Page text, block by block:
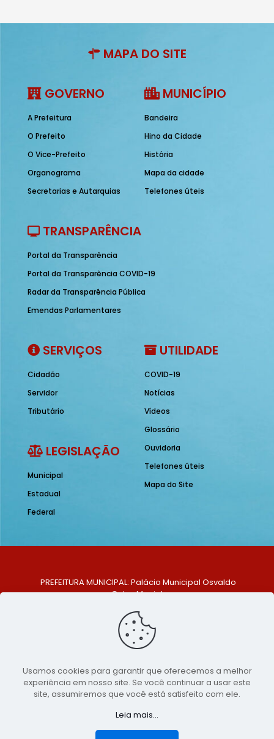
MAPA DO SITE
GOVERNO
A Prefeitura
O Prefeito
O Vice-Prefeito
Organograma
Secretarias e Autarquias
MUNICÍPIO
Bandeira
Hino da Cidade
História
Mapa da cidade
Telefones úteis
TRANSPARÊNCIA
Portal da Transparência
Portal da Transparência COVID-19
Radar da Transparência Pública
Emendas Parlamentares
SERVIÇOS
Cidadão
Servidor
Tributário
LEGISLAÇÃO
Municipal
Estadual
Federal
UTILIDADE
COVID-19
Notícias
Vídeos
Glossário
Ouvidoria
Telefones úteis
Mapa do Site
PREFEITURA MUNICIPAL: Palácio Municipal Osvaldo
Celso Maciel
Centro, São Bento do Una - PE. CEP: 553370-128
TELEFONE: (81) 99548-1569
E-MAIL: ouvidoria@saobentodouna.pe.gov.br
Copyright 2021-2026 - Assessoria de Comunicação da
Prefeitura de São Bento do Una - PE
publicidadeLumusWeb - Agência Digital
Usamos cookies para garantir que oferecemos a melhor
experiência em nosso site. Se você continuar a usar este
site, assumiremos que você está satisfeito com ele.
Leia mais...